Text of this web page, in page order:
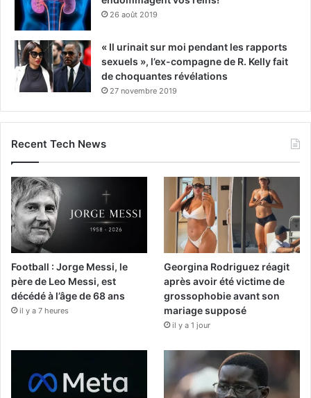
26 août 2019
« Il urinait sur moi pendant les rapports
sexuels », l’ex-compagne de R. Kelly fait
de choquantes révélations
27 novembre 2019
Recent Tech News
Football : Jorge Messi, le
père de Leo Messi, est
décédé à l’âge de 68 ans
il y a 7 heures
Georgina Rodriguez réagit
après avoir été victime de
grossophobie avant son
mariage supposé
il y a 1 jour